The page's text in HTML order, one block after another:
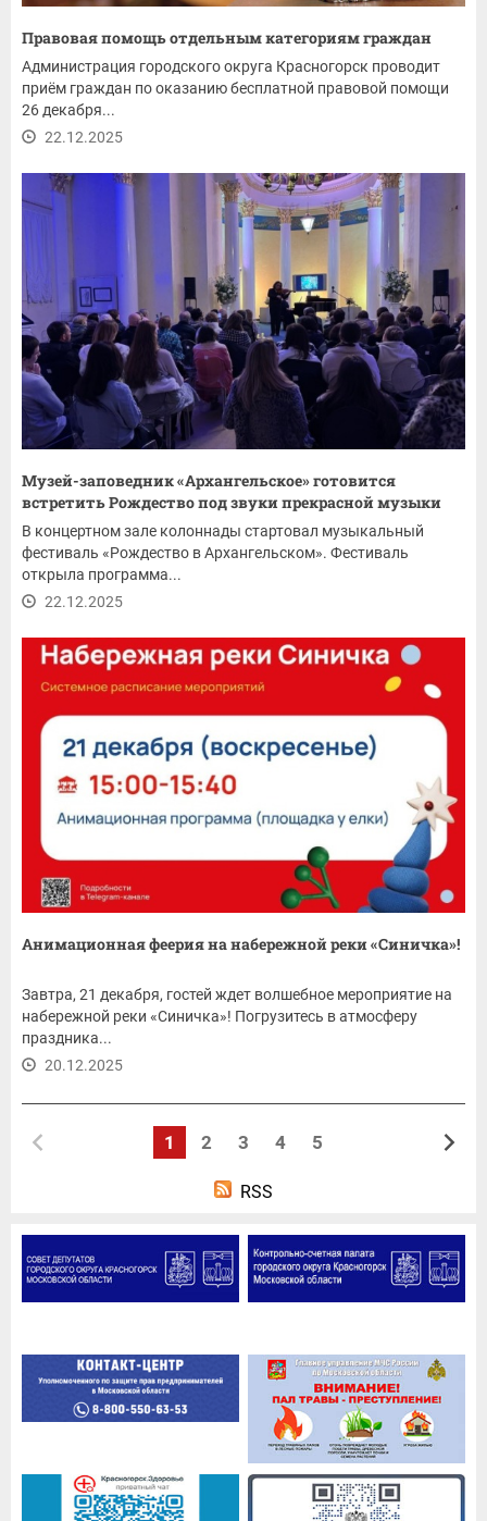
Правовая помощь отдельным категориям граждан
Администрация городского округа Красногорск проводит
приём граждан по оказанию бесплатной правовой помощи
26 декабря...
22.12.2025
Музей-заповедник «Архангельское» готовится
встретить Рождество под звуки прекрасной музыки
В концертном зале колоннады стартовал музыкальный
фестиваль «Рождество в Архангельском». Фестиваль
открыла программа...
22.12.2025
Анимационная феерия на набережной реки «Синичка»!
Завтра, 21 декабря, гостей ждет волшебное мероприятие на
набережной реки «Синичка»! Погрузитесь в атмосферу
праздника...
20.12.2025
1 2 3 4 5
RSS